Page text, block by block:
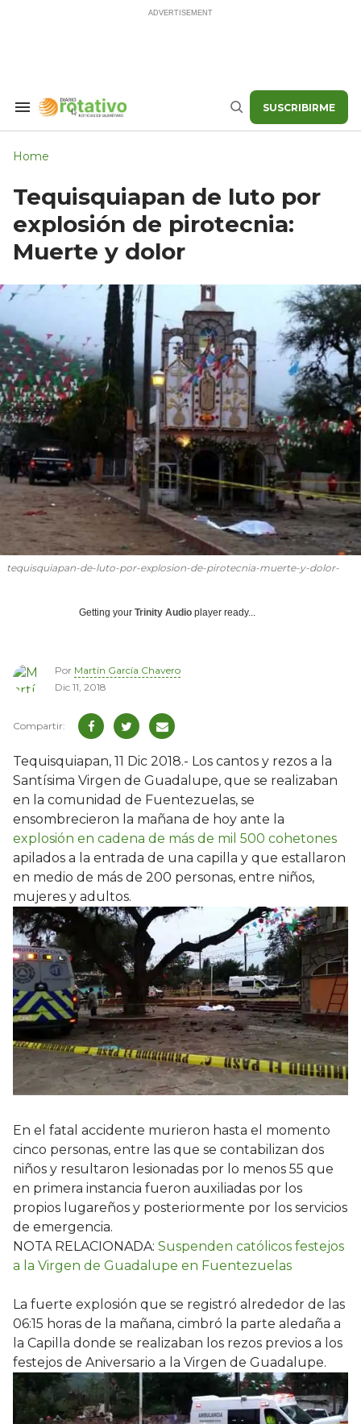
Search
Buscar SUSCRIBIRME
Home
Tequisquiapan de luto por
explosión de pirotecnia:
Muerte y dolor
tequisquiapan-de-luto-por-explosion-de-pirotecnia-muerte-y-dolor-
Getting your Trinity Audio player ready...
Por Martín García Chavero
Dic 11, 2018
Tequisquiapan, 11 Dic 2018.- Los cantos y rezos a la
Santísima Virgen de Guadalupe, que se realizaban
en la comunidad de Fuentezuelas, se
ensombrecieron la mañana de hoy ante la
explosión en cadena de más de mil 500 cohetones
apilados a la entrada de una capilla y que estallaron
en medio de más de 200 personas, entre niños,
mujeres y adultos.
En el fatal accidente murieron hasta el momento
cinco personas, entre las que se contabilizan dos
niños y resultaron lesionadas por lo menos 55 que
en primera instancia fueron auxiliadas por los
propios lugareños y posteriormente por los servicios
de emergencia.
NOTA RELACIONADA: Suspenden católicos festejos
a la Virgen de Guadalupe en Fuentezuelas
La fuerte explosión que se registró alrededor de las
06:15 horas de la mañana, cimbró la parte aledaña a
la Capilla donde se realizaban los rezos previos a los
festejos de Aniversario a la Virgen de Guadalupe.